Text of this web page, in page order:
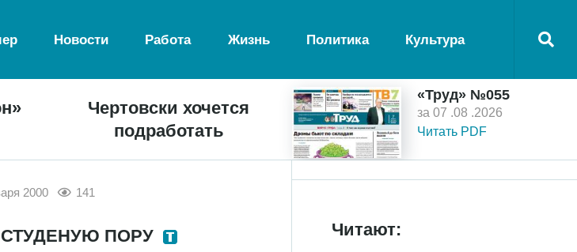
Новости Работа Жизнь Политика Культура
Чертовски хочется
подработать
«Труд» №055
за 07 .08 .2026
Читать PDF
2000 141
ПОРУ Читают: